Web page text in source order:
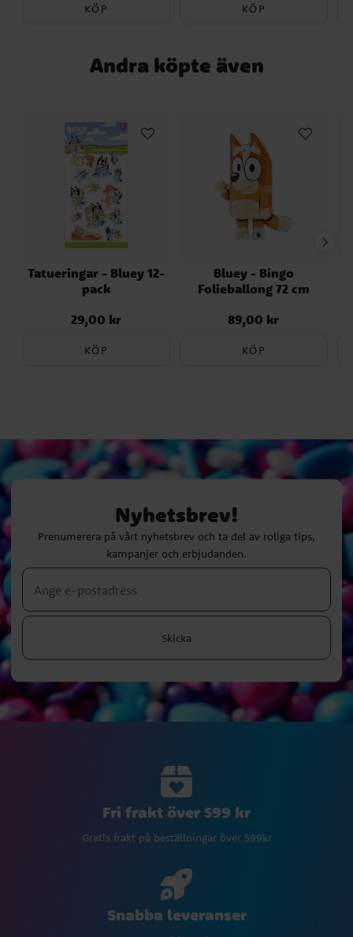
KÖP KÖP
Andra köpte även
Tatueringar - Bluey 12-
pack
Pris:29,00 kr
29,00 kr
KÖP
Bluey - Bingo
Folieballong 72 cm
Pris:89,00 kr
89,00 kr
KÖP
Nyhetsbrev!
Prenumerera på vårt nyhetsbrev och ta del av roliga tips,
kampanjer och erbjudanden.
Skicka
Fri frakt över 599 kr
Gratis frakt på beställningar över 599kr
Snabba leveranser